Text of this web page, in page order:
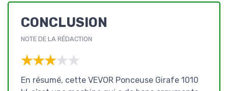
CONCLUSION
NOTE DE LA RÉDACTION
★★★★★
★★★★★
En résumé, cette VEVOR Ponceuse Girafe 1010